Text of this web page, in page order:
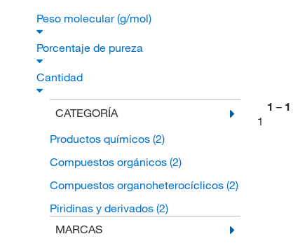
Peso molecular (g/mol)
Porcentaje de pureza
Cantidad
CATEGORÍA
Productos químicos (2)
Compuestos orgánicos (2)
Compuestos organoheterocíclicos (2)
Piridinas y derivados (2)
MARCAS
1 – 1
1